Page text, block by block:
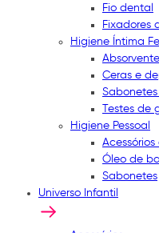
Fio dental
Fixadores
Higiene Íntima
Ceras e
Testes de
Higiene Pessoal
Óleo de
Sabonetes
Universo Infantil